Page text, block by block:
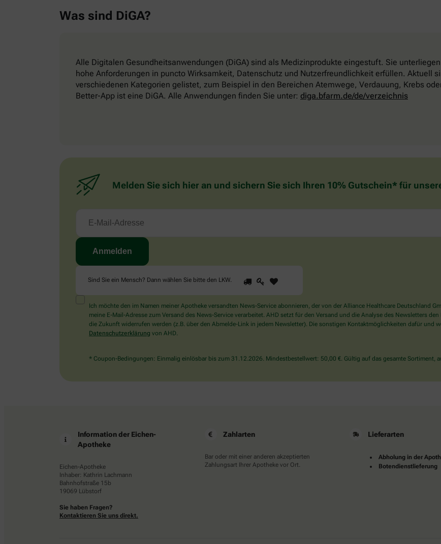
Was sind DiGA?
Alle Digitalen Gesundheitsanwendungen (DiGA) sind als Medizinprodukte eingestuft. Sie
hohe Anforderungen in puncto Wirksamkeit, Datenschutz und Nutzerfreundlichkeit erfüllen. Aktuell
verschiedenen Kategorien gelistet, zum Beispiel in den Bereichen Atemwege, Verdauung, Krebs
Better-App ist eine DiGA. Alle Anwendungen finden Sie unter: diga.bfarm.de/de/verzeichnis
Melden Sie sich hier an und sichern Sie sich Ihren 10% Gutschein* für
Sind Sie ein Mensch? Dann wählen Sie bitte den LKW.
Sind
Sie
Mensch?
Dann
wählen
LKW.
1 2
Ich möchte den im Namen meiner Apotheke versandten News-Service abonnieren, der von der Alliance Healthcare Deutschland
meine E-Mail-Adresse zum Versand des News-Service verarbeitet. AHD setzt für den Versand und die Analyse des Newsletters
die Zukunft widerrufen werden (z.B. über den Abmelde-Link in jedem Newsletter). Die sonstigen Kontaktmöglichkeiten dafür und
Datenschutzerklärung von AHD.
* Coupon-Bedingungen: Einmalig einlösbar bis zum 31.12.2026. Mindestbestellwert: 50,00 €. Gültig auf das gesamte Sortiment,
Information der Eichen-
Apotheke
Eichen-Apotheke
Inhaber: Kathrin Lachmann
Bahnhofstraße 15b
19069 Lübstorf
Sie haben Fragen?
Kontaktieren Sie uns direkt.
Zahlarten
Bar oder mit einer anderen akzeptierten
Zahlungsart Ihrer Apotheke vor Ort.
Lieferarten
Abholung in der
Botendienstlieferung